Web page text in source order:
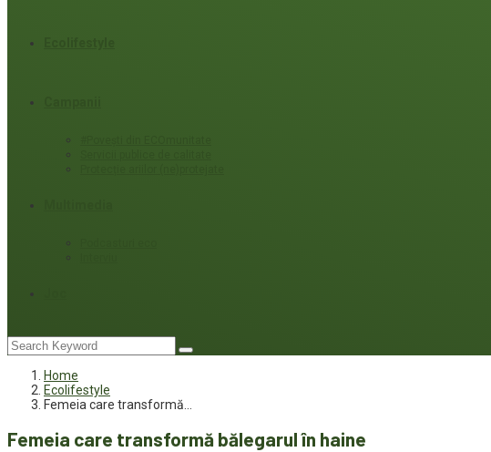
Home
Ecolifestyle
Femeia care transformă…
Femeia care transformă bălegarul în haine